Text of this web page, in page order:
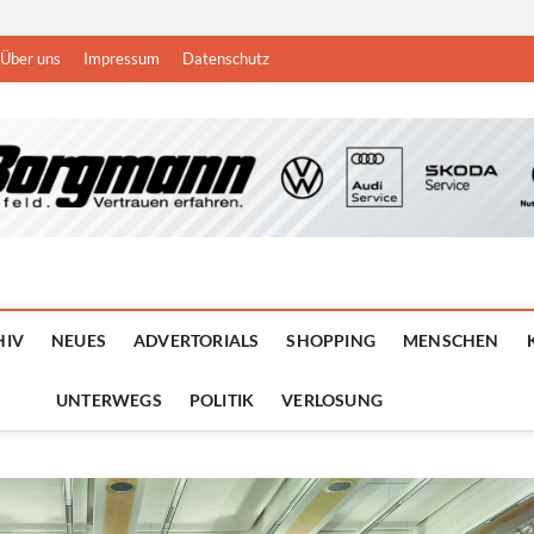
Über uns Impressum Datenschutz
NIEDERRHEIN
NEUES ADVERTORIALS SHOPPING MENSCHEN
UNTERWEGS POLITIK VERLOSUNG